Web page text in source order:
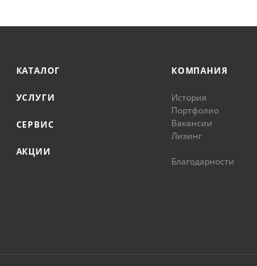
КАТАЛОГ
УСЛУГИ
СЕРВИС
АКЦИИ
КОМПАНИЯ
История
Портфолио
Вакансии
Лизинг
Благодарности